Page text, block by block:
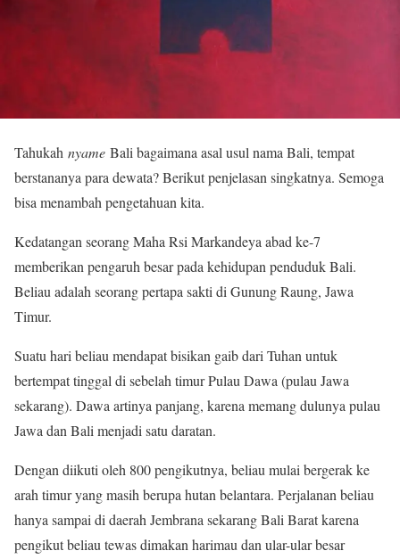
Tahukah nyame Bali bagaimana asal usul nama Bali, tempat
berstananya para dewata? Berikut penjelasan singkatnya. Semoga
bisa menambah pengetahuan kita.
Kedatangan seorang Maha Rsi Markandeya abad ke-7
memberikan pengaruh besar pada kehidupan penduduk Bali.
Beliau adalah seorang pertapa sakti di Gunung Raung, Jawa
Timur.
Suatu hari beliau mendapat bisikan gaib dari Tuhan untuk
bertempat tinggal di sebelah timur Pulau Dawa (pulau Jawa
sekarang). Dawa artinya panjang, karena memang dulunya pulau
Jawa dan Bali menjadi satu daratan.
Dengan diikuti oleh 800 pengikutnya, beliau mulai bergerak ke
arah timur yang masih berupa hutan belantara. Perjalanan beliau
hanya sampai di daerah Jembrana sekarang Bali Barat karena
pengikut beliau tewas dimakan harimau dan ular-ular besar